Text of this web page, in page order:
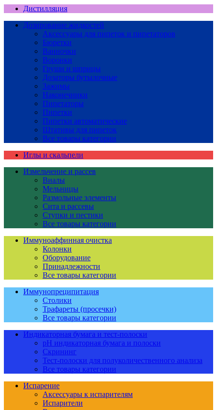
Дистилляция
Дозирование жидкостей
Аксессуары для пипеток и пипетаторов
Бюретки
Ванночки
Воронки
Груши и шприцы
Дозаторы бутылочные
Зажимы
Наконечники
Пипетаторы
Пипетки
Пипетки автоматические
Штативы для пипеток
Все товары категории
Иглы и скальпели
Измельчение и рассев
Виалы
Мельницы
Размольные элементы
Сита и рассевы
Ступки и пестики
Все товары категории
Иммуноаффинная очистка
Колонки
Оборудование
Принадлежности
Все товары категории
Иммунопреципитация
Столики
Трафареты (просечки)
Все товары категории
Индикаторная бумага и тест-полоски
pH индикаторная бумага и полоски
Скрининг
Тест-полоски для полуколичественного анализа
Все товары категории
Испарение
Аксессуары к испарителям
Испарители